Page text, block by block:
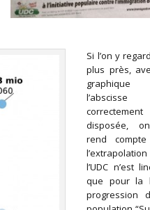
Si l’on y
plus près,
graphique
correctement
disposée,
rend
l’UDC n’est
que pour la
progression